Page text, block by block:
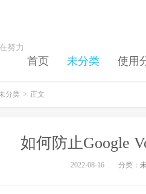
努力
首页 未分类 使用
分类 > 正文
如何防止Google
2022-08-16 分类：